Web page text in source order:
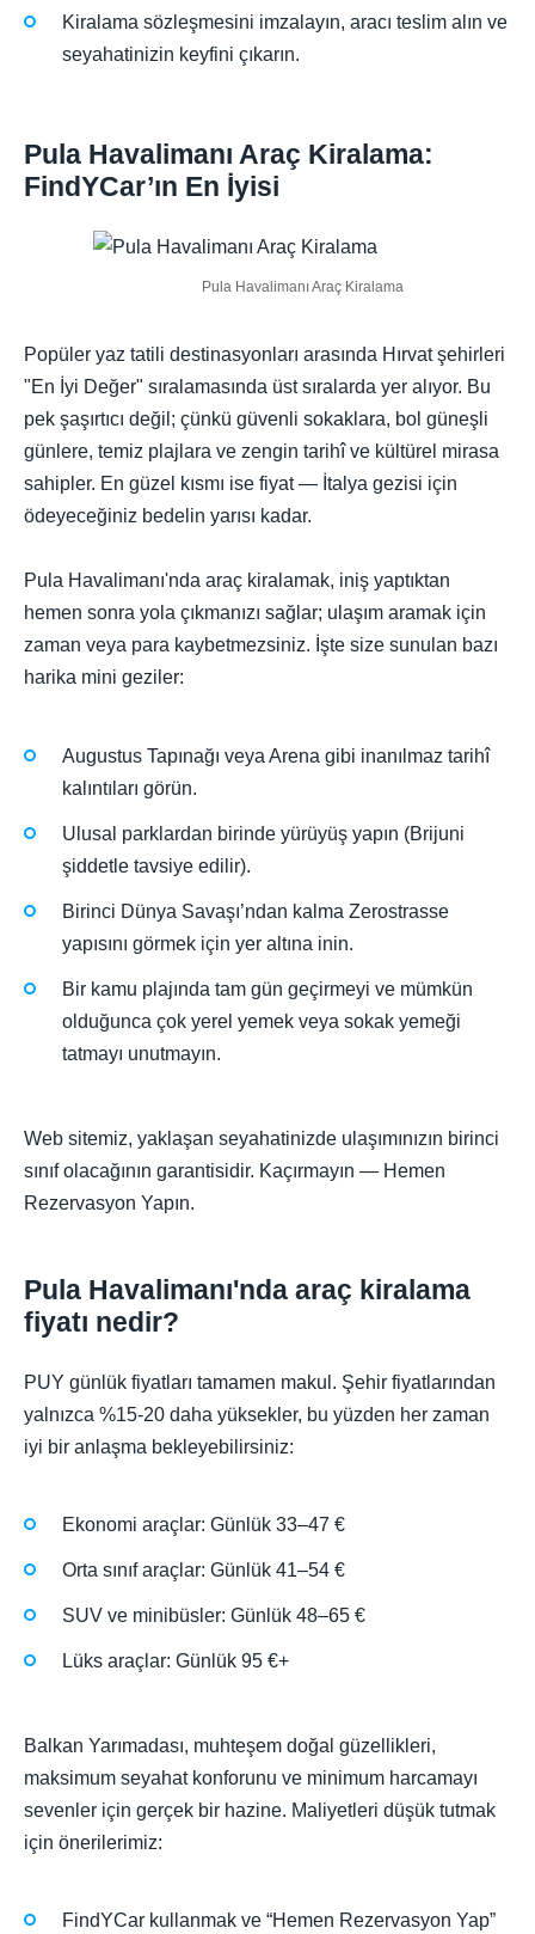
Kiralama sözleşmesini imzalayın, aracı teslim alın ve
seyahatinizin keyfini çıkarın.
Pula Havalimanı Araç Kiralama:
FindYCar’ın En İyisi
Pula Havalimanı Araç Kiralama
Popüler yaz tatili destinasyonları arasında Hırvat şehirleri
"En İyi Değer" sıralamasında üst sıralarda yer alıyor. Bu
pek şaşırtıcı değil; çünkü güvenli sokaklara, bol güneşli
günlere, temiz plajlara ve zengin tarihî ve kültürel mirasa
sahipler. En güzel kısmı ise fiyat — İtalya gezisi için
ödeyeceğiniz bedelin yarısı kadar.
Pula Havalimanı'nda araç kiralamak, iniş yaptıktan
hemen sonra yola çıkmanızı sağlar; ulaşım aramak için
zaman veya para kaybetmezsiniz. İşte size sunulan bazı
harika mini geziler:
Augustus Tapınağı veya Arena gibi inanılmaz tarihî
kalıntıları görün.
Ulusal parklardan birinde yürüyüş yapın (Brijuni
şiddetle tavsiye edilir).
Birinci Dünya Savaşı’ndan kalma Zerostrasse
yapısını görmek için yer altına inin.
Bir kamu plajında tam gün geçirmeyi ve mümkün
olduğunca çok yerel yemek veya sokak yemeği
tatmayı unutmayın.
Web sitemiz, yaklaşan seyahatinizde ulaşımınızın birinci
sınıf olacağının garantisidir. Kaçırmayın — Hemen
Rezervasyon Yapın.
Pula Havalimanı'nda araç kiralama
fiyatı nedir?
PUY günlük fiyatları tamamen makul. Şehir fiyatlarından
yalnızca %15-20 daha yüksekler, bu yüzden her zaman
iyi bir anlaşma bekleyebilirsiniz:
Ekonomi araçlar: Günlük 33–47 €
Orta sınıf araçlar: Günlük 41–54 €
SUV ve minibüsler: Günlük 48–65 €
Lüks araçlar: Günlük 95 €+
Balkan Yarımadası, muhteşem doğal güzellikleri,
maksimum seyahat konforunu ve minimum harcamayı
sevenler için gerçek bir hazine. Maliyetleri düşük tutmak
için önerilerimiz:
FindYCar kullanmak ve “Hemen Rezervasyon Yap”